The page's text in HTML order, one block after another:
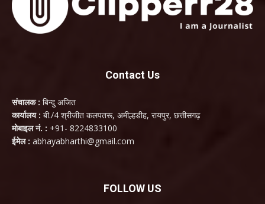
Contact Us
संचालक : बिन्दु अजित
कार्यालय : बी./4 श्रीजीत कलपतरू, अमील्हडीह, रायपुर, छत्तीसगढ़
मोबाइल नं. : +91- 8224833100
ईमेल : abhayabharthi@gmail.com
FOLLOW US